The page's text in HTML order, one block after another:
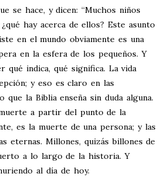
se hace, y dicen: “Muchos niños
hay acerca de ellos? Este asunto
en el mundo obviamente es una
en la esfera de los pequeños. Y
qué indica, qué significa. La vida
y eso es claro en las
que la Biblia enseña sin duda alguna.
a partir del punto de la
es la muerte de una persona; y las
eternas. Millones, quizás billones de
a lo largo de la historia. Y
al día de hoy.